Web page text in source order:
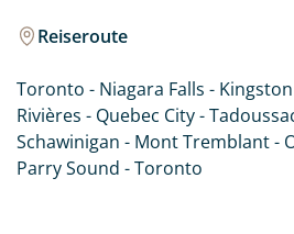
Niagarafälle auf einer Reise
fehlen.
Reiseroute
Toronto - Niagara Falls -
Rivières - Quebec City -
Schawinigan - Mont Tremblant -
Parry Sound - Toronto